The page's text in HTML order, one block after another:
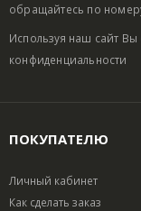
обращайтесь по
Используя наш сайт Вы
конфиденциальности
ПОКУПАТЕЛЮ
Личный кабинет
Как сделать заказ